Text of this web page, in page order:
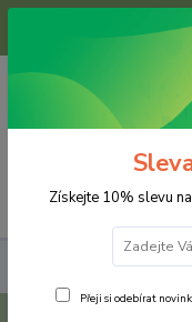
(Po-Pá, 8-16 hod.)
Violka
Získejte 10% slevu
Přeji si odebírat